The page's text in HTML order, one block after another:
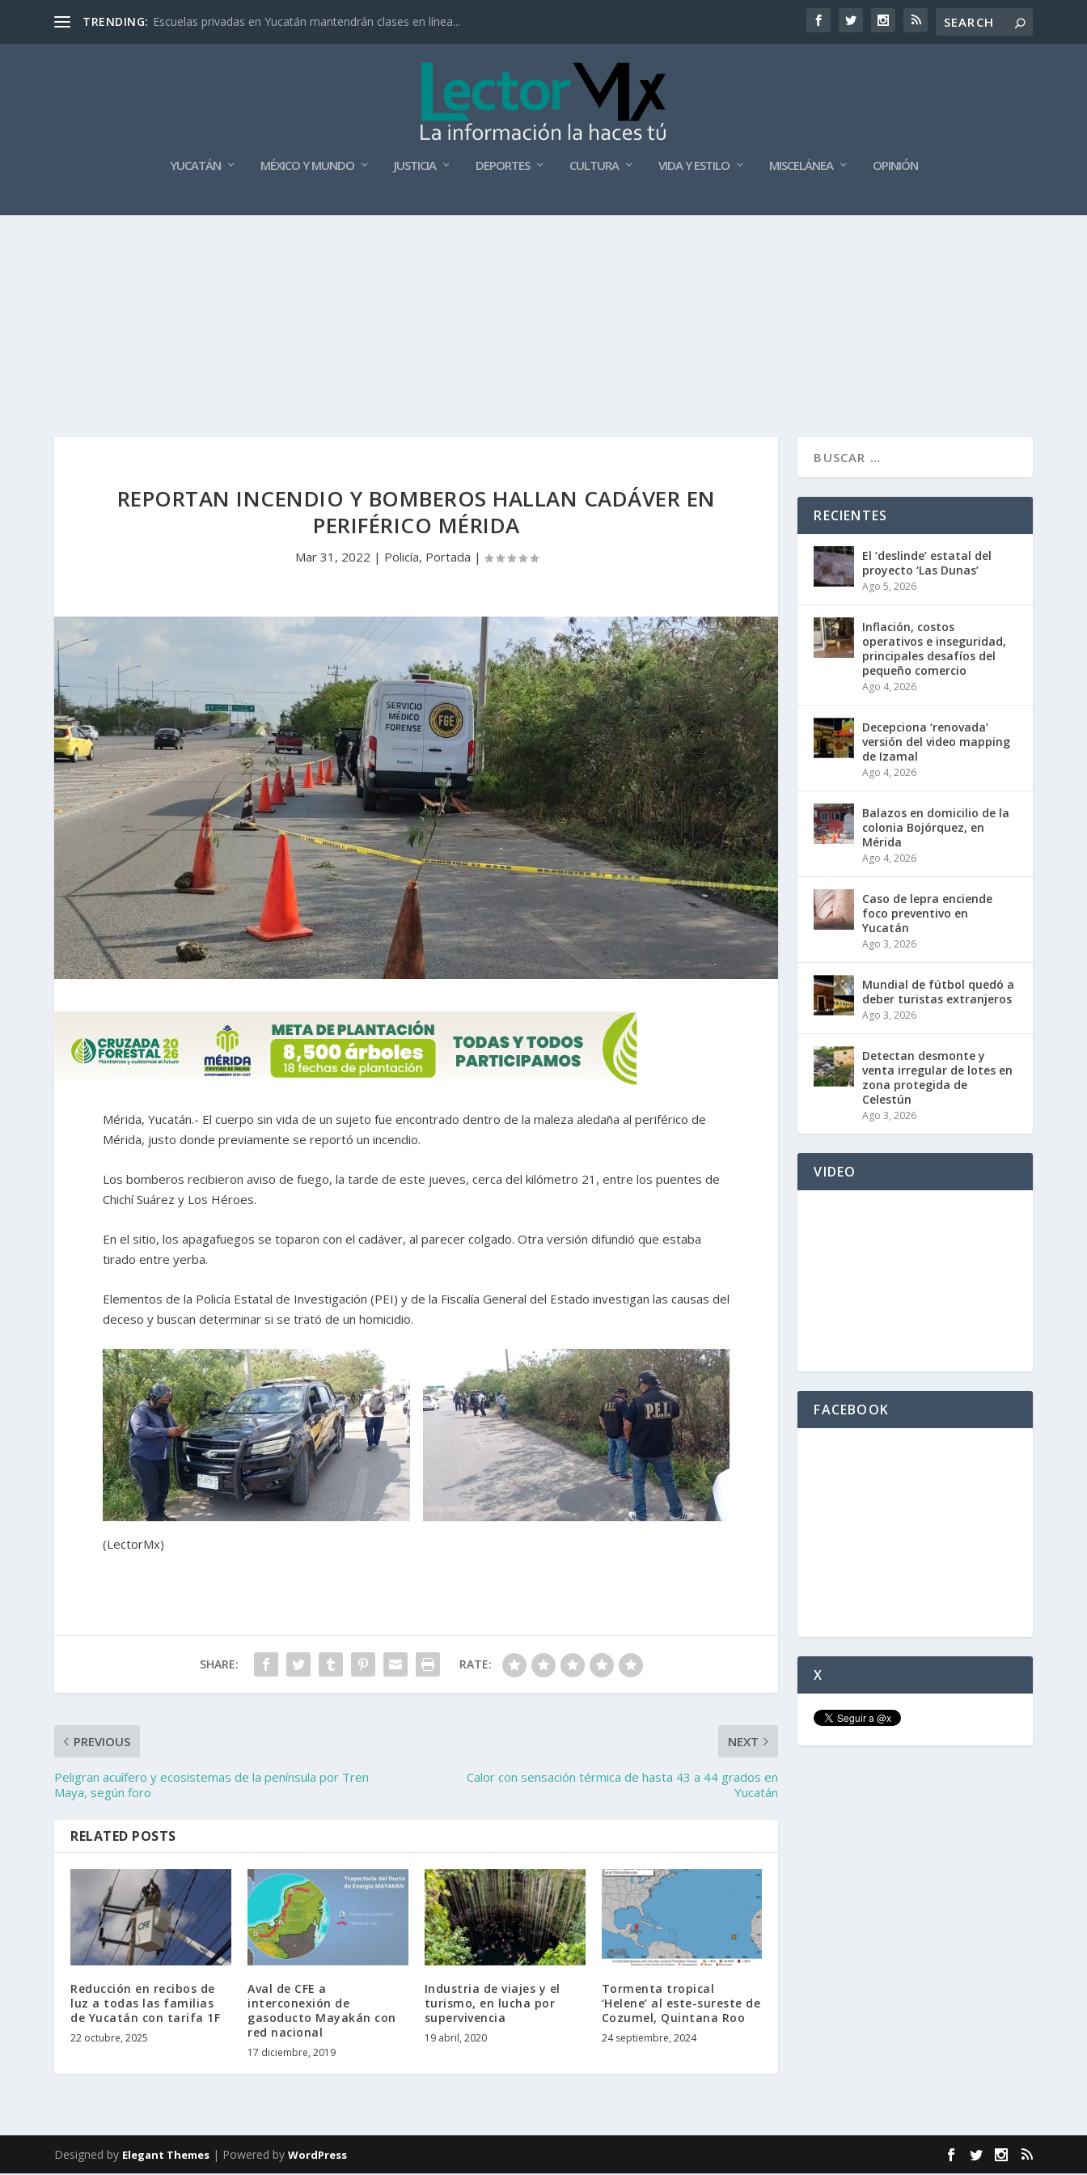
TRENDING: Escuelas privadas en Yucatán mantendrán clases en línea...
YUCATÁN MÉXICO Y MUNDO JUSTICIA DEPORTES CULTURA VIDA Y ESTILO MISCELÁNEA OPINIÓN
REPORTAN INCENDIO Y BOMBEROS HALLAN CADÁVER EN
PERIFÉRICO MÉRIDA
Mar 31, 2022 | Policía, Portada |
Mérida, Yucatán.- El cuerpo sin vida de un sujeto fue encontrado dentro de la maleza aledaña al periférico de
Mérida, justo donde previamente se reportó un incendio.
Los bomberos recibieron aviso de fuego, la tarde de este jueves, cerca del kilómetro 21, entre los puentes de
Chichí Suárez y Los Héroes.
En el sitio, los apagafuegos se toparon con el cadáver, al parecer colgado. Otra versión difundió que estaba
tirado entre yerba.
Elementos de la Policía Estatal de Investigación (PEI) y de la Fiscalía General del Estado investigan las causas del
deceso y buscan determinar si se trató de un homicidio.
(LectorMx)
SHARE: RATE:
PREVIOUS
Peligran acuífero y ecosistemas de la península por Tren
Maya, según foro
NEXT
Calor con sensación térmica de hasta 43 a 44 grados en
Yucatán
RELATED POSTS
Reducción en recibos de
luz a todas las familias
de Yucatán con tarifa 1F
22 octubre, 2025
Aval de CFE a
interconexión de
gasoducto Mayakán con
red nacional
17 diciembre, 2019
Industria de viajes y el
turismo, en lucha por
supervivencia
19 abril, 2020
Tormenta tropical
‘Helene’ al este-sureste de
Cozumel, Quintana Roo
24 septiembre, 2024
RECIENTES
El ‘deslinde’ estatal del
proyecto ‘Las Dunas’
Ago 5, 2026
Inflación, costos
operativos e inseguridad,
principales desafíos del
pequeño comercio
Ago 4, 2026
Decepciona ‘renovada’
versión del video mapping
de Izamal
Ago 4, 2026
Balazos en domicilio de la
colonia Bojórquez, en
Mérida
Ago 4, 2026
Caso de lepra enciende
foco preventivo en
Yucatán
Ago 3, 2026
Mundial de fútbol quedó a
deber turistas extranjeros
Ago 3, 2026
Detectan desmonte y
venta irregular de lotes en
zona protegida de
Celestún
Ago 3, 2026
VIDEO
FACEBOOK
X
Designed by Elegant Themes | Powered byWordPress